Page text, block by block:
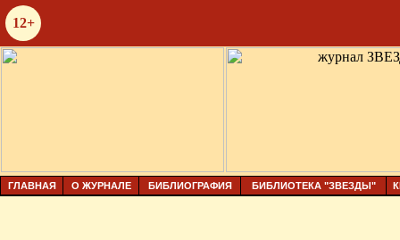
12+
ГЛАВНАЯ О ЖУРНАЛЕ БИБЛИОГРАФИЯ БИБЛИОТЕКА "ЗВЕЗДЫ"